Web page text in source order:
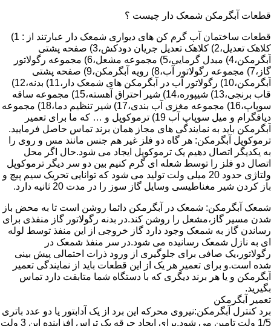
قطعات آبگرمکن شمعک دار چیست ؟
قطعات ساختمان آب گرم کن های دیواری شمعک دار عبارتند از : 1)
کلاهک تعدیل،2) کلاهک تعدیل جریان دودکش،3) صفحه پشتی
آبگرمکن،4) مبدل گرمایی،5) مجموعه مشعل،6) مجموعه رگولاتور
گاز،7) مجموعه رگولاتور آب،8) رویه آبگرمکن،9) صفحه پشتی
آبگرمکن،10) رگولاتور آب در آبگرمکن های شمعک دار،11) بدنه،12)
قاب برنجی،13) شیپوره،14) شیر احتراق آهسته،15) مجموعه ساقه
سوپاپ،16) مجموعه مغزی آب بندی،17) شیر تنظیم دما،18) مجموعه
دیافگرام و میل سوپاپ آب 19) ترموکوپل و … که ما برای تعمیر
آبگرمکن باید به نمایندگی های مجاز همان برند تماس حاصل فرمایید.
ترموکوپل آبگرمکن: هر گاه دو فلز غیر هم جنس مانند مس و روی را
به یکدیگر اتصال دهیم یک ترموکوپل ایجاد می شود.حال اگر محل
اتصال دو فلز را توسط شعله ای گرم کنیم بین دو سر دیگر ترموکوپل
ولتاژی حدود 20 میلی ولت تولید می شود که توانایی تحریک سیم پیچ و
باز کردن شیر مغناطیسی وسایل گاز سوز را در مدت 20 ثانیه دارد.
شمعک آبگرمکن: شمعک در آبگرمکن دائما روشن است تا به محض باز
شدن مسیر گاز،مشعل را روشن کند.در بدنه رگولاتور گاز منفذی برای
رساندن گاز به شمعک وجود دارد گاز خروجی از این منفذ توسط لوله
ای به نازل شمعک رسانیده می شود.در سر منفذ شمعک در
رگولاتور،یک صافی برای جلوگیری از ورود ذرات احتمالی پیش بینی
شده است.و برای تعمیر هر یک از این قطعات باید از نمایندگی تعمیر
آبگرمکن و یا هر برند دیگری که با دستگاه شما متابقت دارد تماس
بگیرید.
تعمیر آبگرمکن
برد کنترل آبگرمکن:نیروی محرکه این برد از یک آدابتور یا دو عدد باتری
1/5 ولت تامین می شود.برای ایجاد جرقه یک تراس افزاینده این 3 ولت